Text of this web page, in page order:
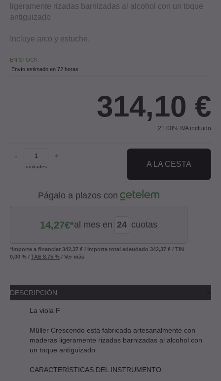
ligeramente rizadas barnizadas al alcohol con un toque
antiguizado
Incluye arco y estuche.
EN STOCK
Envío estimado en 72 horas
314,10 €
21.00% IVA incluido
-
unidades
+
A LA CESTA
Págalo a plazos con
14,27€*al mes en cuotas
*Importe a financiar 342,37 € / Importe total adeudado 342,37 € / TIN
0,00 % / TAE 8,75 % / Ver más
DESCRIPCIÓN
La viola F
Müller Crescendo está fabricada artesanalmente con
maderas ligeramente rizadas barnizadas al alcohol con
un toque antiguizado.
CARACTERÍSTICAS DEL INSTRUMENTO